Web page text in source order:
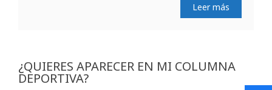
Leer más
¿QUIERES APARECER EN MI COLUMNA
DEPORTIVA?